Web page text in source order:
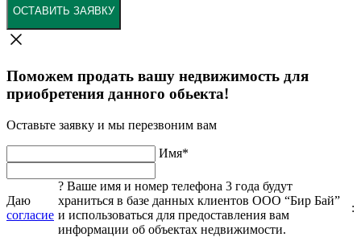
ОСТАВИТЬ ЗАЯВКУ
Поможем продать вашу недвижимость для
приобретения данного обьекта!
Оставьте заявку и мы перезвоним вам
Имя*
Даю
согласие
? Ваше имя и номер телефона 3 года будут
храниться в базе данных клиентов ООО “Бир Бай”
и использоваться для предоставления вам
информации об объектах недвижимости.
: